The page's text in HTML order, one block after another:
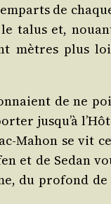
de
talus et,
mètres plus
de ne
jusqu’à
Mahon se vit
et de Sedan
du pro­fond